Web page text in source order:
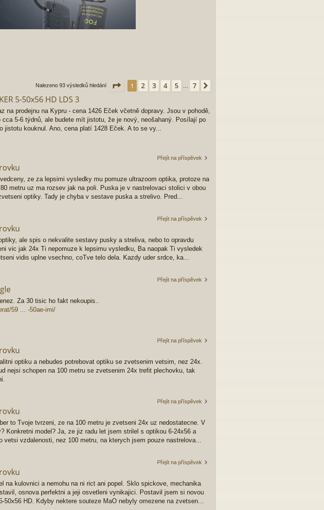
Nalezeno 93 výsledků hledání Stránka 1z 7
1 2 3 4 5 … 7
5-50x56 HD LDS 3
na prodejnu na Kypru - cena 1426 Eček včetně dopravy. Jsou v pohodě,
5-6 týdnů, ale budete mít jistotu, že je nový, neošahaný. Posílají po
jistotu kouknul. Ano, cena platí 1428 Eček. A to se vy...
Přejít na příspěvek
ze za lepsimi vysledky mu pomuze ultrazoom optika, protoze na
metru uz ma rozsev jak na poli. Puska je v nastrelovaci stolici v obou
optiky. Tady je chyba v sestave puska a strelivo. Pred...
Přejít na příspěvek
ale spis o nekvalite sestavy pusky a streliva, nebo to opravdu
vic jak 24x Ti nepomuze k lepsimu vysledku, Ba naopak Ti vysledek
vidis uplne vsechno, coTve telo dela. Kazdy uder srdce, ka...
Přejít na příspěvek
Za 30 tisic ho fakt nekoupis..
59 ... -50ae-imi/
Přejít na příspěvek
optiku a nebudes potrebovat optiku se zvetsenim vetsim, nez 24x.
nejsi schopen na 100 metru se zvetsenim 24x trefit plechovku, tak
Přejít na příspěvek
to Tvoje tvrzeni, ze na 100 metru je zvetseni 24x uz nedostatecne. V
Konkretni model? Ja, ze jiz radu let jsem strilel s optikou 6-24x56 a
vetsi vzdalenosti, nez 100 metru, na kterych jsem pouze nastrelova...
Přejít na příspěvek
na kulovnici a nemohu na ni rict ani popel. Sklo spickove, mechanika
osnova perfektni a jeji osvetleni vynikajici. Postavil jsem si novou
50x56 HD. Kdyby nektere souteze MaO nebyly omezene na zvetsen...